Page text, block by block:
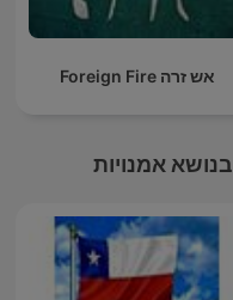
אש זרה Foreign Fire
אמנויות